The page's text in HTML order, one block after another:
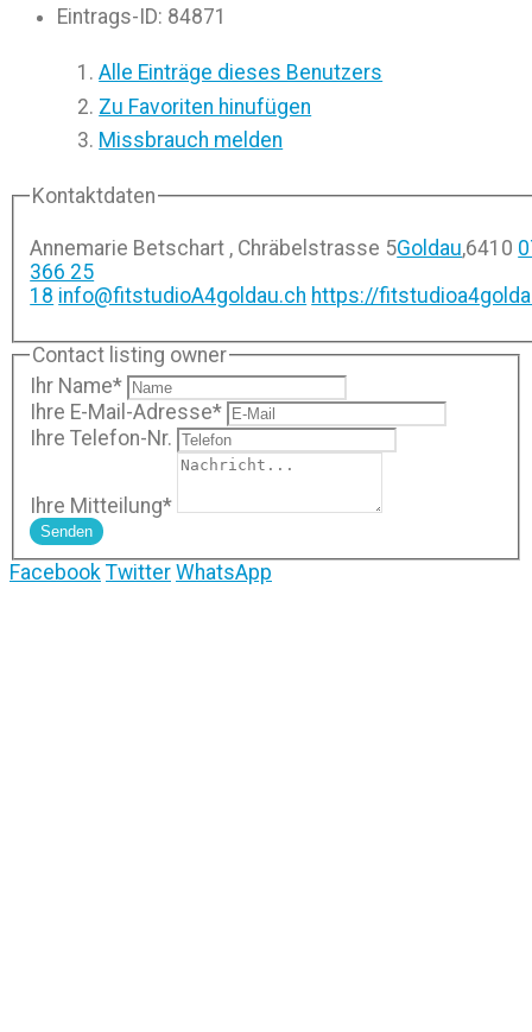
Eintrags-ID: 84871
Alle Einträge dieses Benutzers
Zu Favoriten hinufügen
Missbrauch melden
Kontaktdaten
Annemarie Betschart , Chräbelstrasse 5Goldau,6410
366 25
18 info@fitstudioA4goldau.ch https://
Contact listing owner
Ihr Name*
Ihre E-Mail-Adresse*
Ihre Telefon-Nr.
Ihre Mitteilung*
Senden
Facebook Twitter WhatsApp